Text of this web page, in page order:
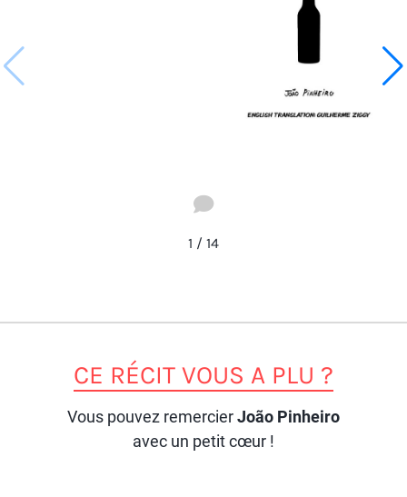
1 / 14
CE RÉCIT VOUS A PLU ?
Vous pouvez remercierJoão Pinheiro
avec un petit cœur !